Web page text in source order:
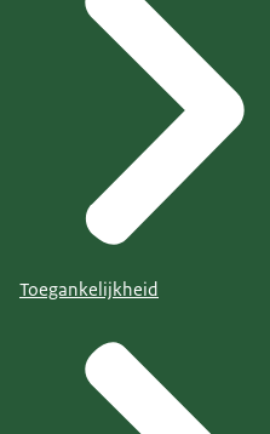
Toegankelijkheid